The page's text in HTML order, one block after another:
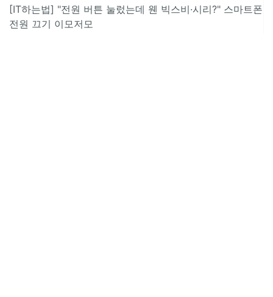
[IT하는법] "전원 버튼 눌렀는데 웬 빅스비·시리?" 스마트폰
전원 끄기 이모저모